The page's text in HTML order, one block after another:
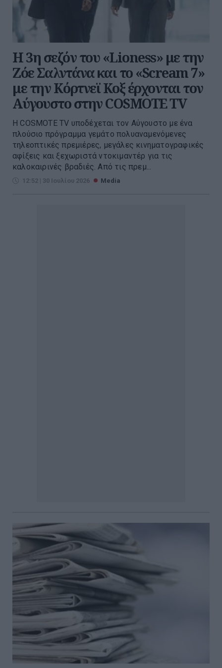
Η 3η σεζόν του «Lioness» με την
Ζόε Σαλντάνα και το «Scream 7»
με την Κόρτνεϊ Κοξ έρχονται τον
Αύγουστο στην COSMOTE TV
Η COSMOTE TV υποδέχεται τον Αύγουστο με ένα
πλούσιο πρόγραμμα γεμάτο πολυαναμενόμενες
τηλεοπτικές πρεμιέρες, μεγάλες κινηματογραφικές
αφίξεις και ξεχωριστά ντοκιμαντέρ για τις
καλοκαιρινές βραδιές. Από τις πρεμ...
12:52 | 30 Ιουλίου 2026 Media